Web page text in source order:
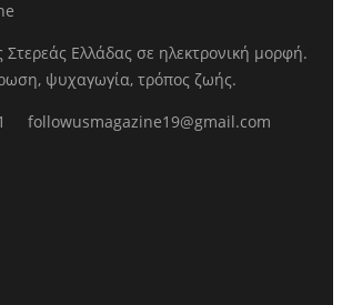
Στερεάς Ελλάδας σε ηλεκτρονική μορφή.
ψυχαγωγία, τρόπος ζωής.
followusmagazine19@gmail.com